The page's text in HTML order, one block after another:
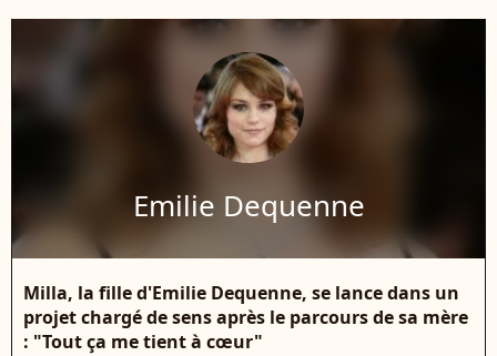
Emilie Dequenne
Milla, la fille d'Emilie Dequenne, se lance dans un
projet chargé de sens après le parcours de sa mère
: "Tout ça me tient à cœur"